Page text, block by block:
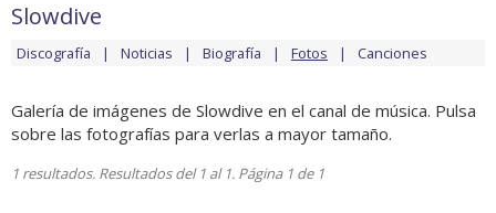
Slowdive
Discografía Noticias Biografía Fotos Canciones
Galería de imágenes de Slowdive en el canal de música. Pulsa
sobre las fotografías para verlas a mayor tamaño.
1 resultados. Resultados del 1 al 1. Página 1 de 1